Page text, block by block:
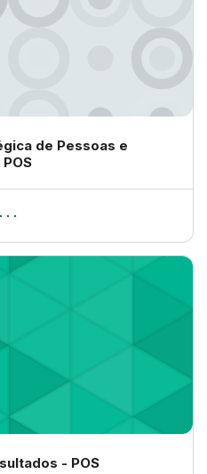
de Pessoas e
- POS